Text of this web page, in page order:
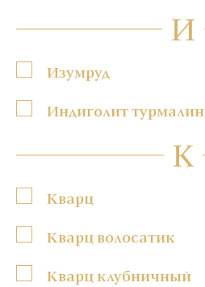
И
Изумруд
Индиголит турмалин
К
Кварц
Кварц волосатик
Кварц клубничный